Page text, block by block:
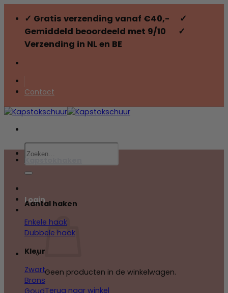
naar
inhoud
✓ Gratis verzending vanaf €40,- ✓
Gemiddeld beoordeeld met 9/10 ✓
Verzending in NL en BE
Contact
Zoeken
naar:
Login
Geen producten in de winkelwagen.
Terug naar winkel
Kapstokhaken
Aantal haken
Enkele haak
Dubbele haak
Kleur
Zwart
Brons
Goud